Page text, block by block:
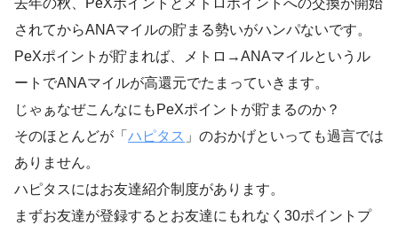
されてからANAマイルの貯まる勢いがハンパないです。
PeXポイントが貯まれば、メトロ→ANAマイルというル
ートでANAマイルが高還元でたまっていきます。
じゃぁなぜこんなにもPeXポイントが貯まるのか？
そのほとんどが「 ハピタス 」のおかげといっても過言では
ありません。
ハピタスにはお友達紹介制度があります。
まずお友達が登録するとお友達にもれなく30ポイントプ